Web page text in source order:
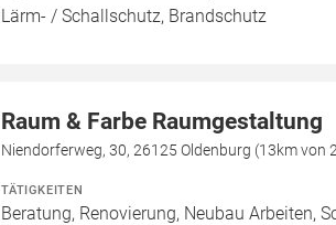
Lärm- / Schallschutz, Brandschutz
Raum & Farbe Raumgestaltung
Niendorferweg, 30, 26125 Oldenburg (13km von
TÄTIGKEITEN
Beratung, Renovierung, Neubau Arbeiten,